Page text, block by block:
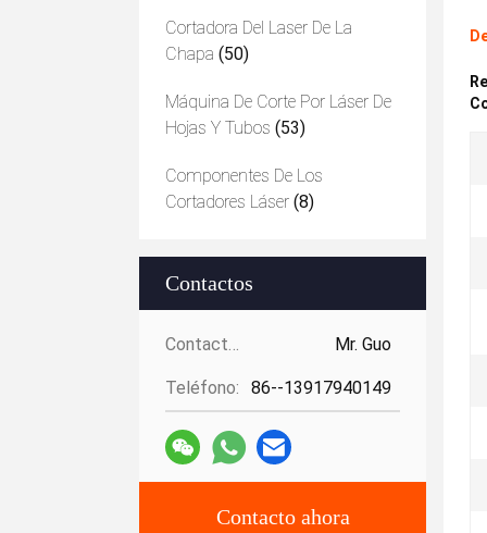
Cortadora Del Laser De La
Chapa (50)
Máquina De Corte Por Láser De
Hojas Y Tubos (53)
Componentes De Los
Cortadores Láser (8)
Contactos
Contactos: Mr. Guo
Teléfono: 86--13917940149
Contacto ahora